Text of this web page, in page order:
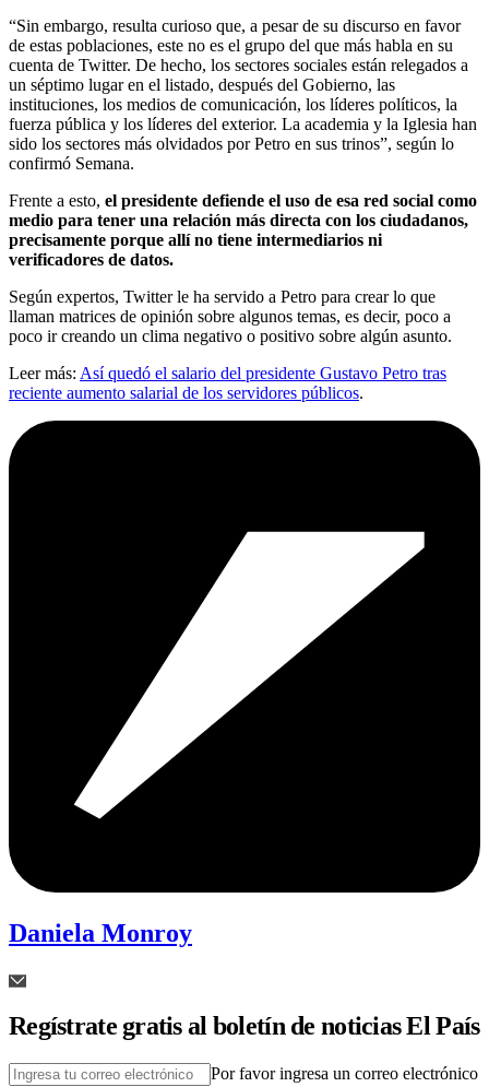
“Sin embargo, resulta curioso que, a pesar de su discurso en favor
de estas poblaciones, este no es el grupo del que más habla en su
cuenta de Twitter. De hecho, los sectores sociales están relegados a
un séptimo lugar en el listado, después del Gobierno, las
instituciones, los medios de comunicación, los líderes políticos, la
fuerza pública y los líderes del exterior. La academia y la Iglesia han
sido los sectores más olvidados por Petro en sus trinos”, según lo
confirmó Semana.
Frente a esto, el presidente defiende el uso de esa red social como
medio para tener una relación más directa con los ciudadanos,
precisamente porque allí no tiene intermediarios ni
verificadores de datos.
Según expertos, Twitter le ha servido a Petro para crear lo que
llaman matrices de opinión sobre algunos temas, es decir, poco a
poco ir creando un clima negativo o positivo sobre algún asunto.
Leer más: Así quedó el salario del presidente Gustavo Petro tras
reciente aumento salarial de los servidores públicos.
Daniela Monroy
Regístrate gratis al boletín de noticias El País
Por favor ingresa un correo electrónico